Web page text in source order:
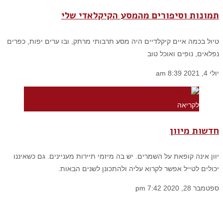
תמונות וסיפורים מהמסע הקיקלאדי שלי
טיול בכמה איים קיקלדיים היה מסע תרבותי מרתק, ובו ערים יפות, כפרים
נפלאים, נופים ואוכל טוב
יולי 4, 2021 8:39 am
לקריאה
חדשות מיוון
יוון אינה קופאת על השמרים. יש בה מיזמי תיירות מעניינים. גם כשאיננו
יכולים לטייל אפשר לקרוא עליה ולהתכונן לשנים הבאות.
ספטמבר 28, 2020 7:42 pm